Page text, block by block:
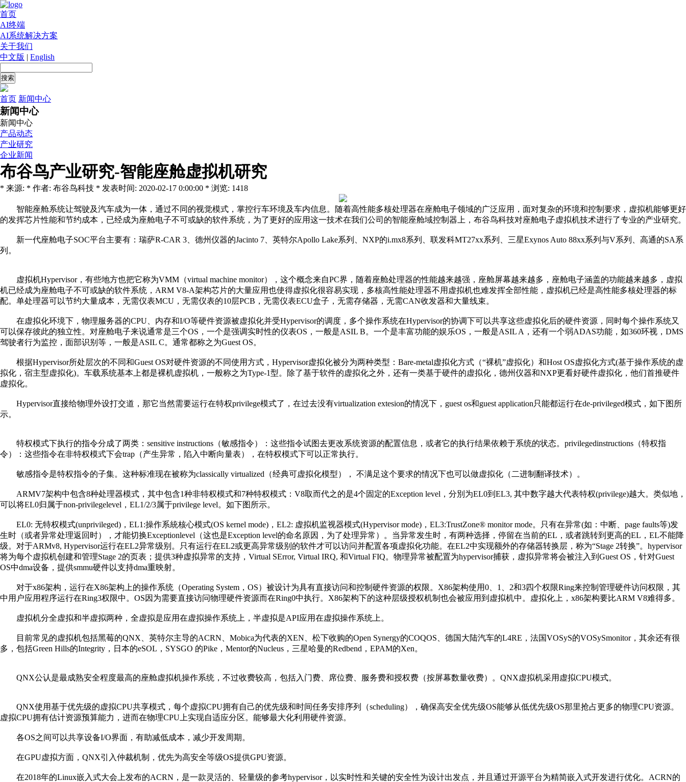
首页
AI终端
AI系统解决方案
关于我们
中文版 | English
首页 新闻中心
新闻中心
新闻中心
产品动态
产业研究
企业新闻
布谷鸟产业研究-智能座舱虚拟机研究
* 来源: * 作者: 布谷鸟科技 * 发表时间: 2020-02-17 0:00:00 * 浏览: 1418
智能座舱系统让驾驶及汽车成为一体，通过不同的视觉模式，掌控行车环境及车内信息。随着高性能多核处理器在座舱电子领域的广泛应用，面对复杂的环境和控制要求，虚拟机能够更好
的发挥芯片性能和节约成本，已经成为座舱电子不可或缺的软件系统，为了更好的应用这一技术在我们公司的智能座舱域控制器上，布谷鸟科技对座舱电子虚拟机技术进行了专业的产业研究。
新一代座舱电子SOC平台主要有：瑞萨R-CAR 3、德州仪器的Jacinto 7、英特尔Apollo Lake系列、NXP的i.mx8系列、联发科MT27xx系列、三星Exynos Auto 88xx系列与V系列、高通的SA系
列。
虚拟机Hypervisor，有些地方也把它称为VMM（virtual machine monitor），这个概念来自PC界，随着座舱处理器的性能越来越强，座舱屏幕越来越多，座舱电子涵盖的功能越来越多，虚拟
机已经成为座舱电子不可或缺的软件系统，ARM V8-A架构芯片的大量应用也使得虚拟化很容易实现，多核高性能处理器不用虚拟机也难发挥全部性能，虚拟机已经是高性能多核处理器的标
配。单处理器可以节约大量成本，无需仪表MCU，无需仪表的10层PCB，无需仪表ECU盒子，无需存储器，无需CAN收发器和大量线束。
在虚拟化环境下，物理服务器的CPU、内存和I/O等硬件资源被虚拟化并受Hypervisor的调度，多个操作系统在Hypervisor的协调下可以共享这些虚拟化后的硬件资源，同时每个操作系统又
可以保存彼此的独立性。对座舱电子来说通常是三个OS，一个是强调实时性的仪表OS，一般是ASIL B。一个是丰富功能的娱乐OS，一般是ASIL A，还有一个弱ADAS功能，如360环视，DMS
驾驶者行为监控，面部识别等，一般是ASIL C。通常都称之为Guest OS。
根据Hypervisor所处层次的不同和Guest OS对硬件资源的不同使用方式，Hypervisor虚拟化被分为两种类型：Bare-metal虚拟化方式（“裸机”虚拟化）和Host OS虚拟化方式(基于操作系统的虚
拟化，宿主型虚拟化)。车载系统基本上都是裸机虚拟机，一般称之为Type-1型。除了基于软件的虚拟化之外，还有一类基于硬件的虚拟化，德州仪器和NXP更看好硬件虚拟化，他们首推硬件
虚拟化。
Hypervisor直接给物理外设打交道，那它当然需要运行在特权privilege模式了，在过去没有virtualization extesion的情况下，guest os和guest application只能都运行在de-privileged模式，如下图所
示。
特权模式下执行的指令分成了两类：sensitive instructions（敏感指令）：这些指令试图去更改系统资源的配置信息，或者它的执行结果依赖于系统的状态。privilegedinstructions（特权指
令）：这些指令在非特权模式下会trap（产生异常，陷入中断向量表），在特权模式下可以正常执行。
敏感指令是特权指令的子集。这种标准现在被称为classically virtualized（经典可虚拟化模型）， 不满足这个要求的情况下也可以做虚拟化（二进制翻译技术）。
ARMV7架构中包含8种处理器模式，其中包含1种非特权模式和7种特权模式：V8取而代之的是4个固定的Exception level，分別为EL0到EL3, 其中数字越大代表特权(privilege)越大。类似地，
可以将EL0归属于non-privilegelevel，EL1/2/3属于privilege level。如下图所示。
EL0: 无特权模式(unprivileged)，EL1:操作系統核心模式(OS kernel mode)，EL2: 虚拟机监视器模式(Hypervisor mode)，EL3:TrustZone® monitor mode。只有在异常(如：中断、page faults等)发
生时（或者异常处理返回时），才能切换Exceptionlevel（这也是Exception level的命名原因，为了处理异常）。当异常发生时，有两种选择，停留在当前的EL，或者跳转到更高的EL，EL不能降
级。对于ARMv8, Hypervisor运行在EL2异常级别。只有运行在EL2或更高异常级别的软件才可以访问并配置各项虚拟化功能。在EL2中实现额外的存储器转换层，称为“Stage 2转换”。hypervisor
将为每个虚拟机创建和管理Stage 2的页表；提供3种虚拟异常的支持，Virtual SError, Virtual IRQ, 和Virtual FIQ。物理异常被配置为hypervisor捕获，虚拟异常将会被注入到Guest OS，针对Guest
OS中dma设备，提供smmu硬件以支持dma重映射。
对于x86架构，运行在X86架构上的操作系统（Operating System，OS）被设计为具有直接访问和控制硬件资源的权限。X86架构使用0、1、2和3四个权限Ring来控制管理硬件访问权限，其
中用户应用程序运行在Ring3权限中。OS因为需要直接访问物理硬件资源而在Ring0中执行。X86架构下的这种层级授权机制也会被应用到虚拟机中。虚拟化上，x86架构要比ARM V8难得多。
虚拟机分全虚拟和半虚拟两种，全虚拟是应用在虚拟操作系统上，半虚拟是API应用在虚拟操作系统上。
目前常见的虚拟机包括黑莓的QNX、英特尔主导的ACRN、Mobica为代表的XEN、松下收购的Open Synergy的COQOS、德国大陆汽车的L4RE，法国VOSyS的VOSySmonitor，其余还有很
多，包括Green Hills的Integrity，日本的eSOL，SYSGO 的Pike，Mentor的Nucleus，三星哈曼的Redbend，EPAM的Xen。
QNX公认是最成熟安全程度最高的座舱虚拟机操作系统，不过收费较高，包括入门费、席位费、服务费和授权费（按屏幕数量收费）。QNX虚拟机采用虚拟CPU模式。
QNX使用基于优先级的虚拟CPU共享模式，每个虚拟CPU拥有自己的优先级和时间任务安排序列（scheduling），确保高安全优先级OS能够从低优先级OS那里抢占更多的物理CPU资源。
虚拟CPU拥有估计资源预算能力，进而在物理CPU上实现自适应分区。能够最大化利用硬件资源。
各OS之间可以共享设备I/O界面，有助减低成本，减少开发周期。
在GPU虚拟方面，QNX引入仲裁机制，优先为高安全等级OS提供GPU资源。
在2018年的Linux嵌入式大会上发布的ACRN，是一款灵活的、轻量级的参考hypervisor，以实时性和关键的安全性为设计出发点，并且通过开源平台为精简嵌入式开发进行优化。ACRN的